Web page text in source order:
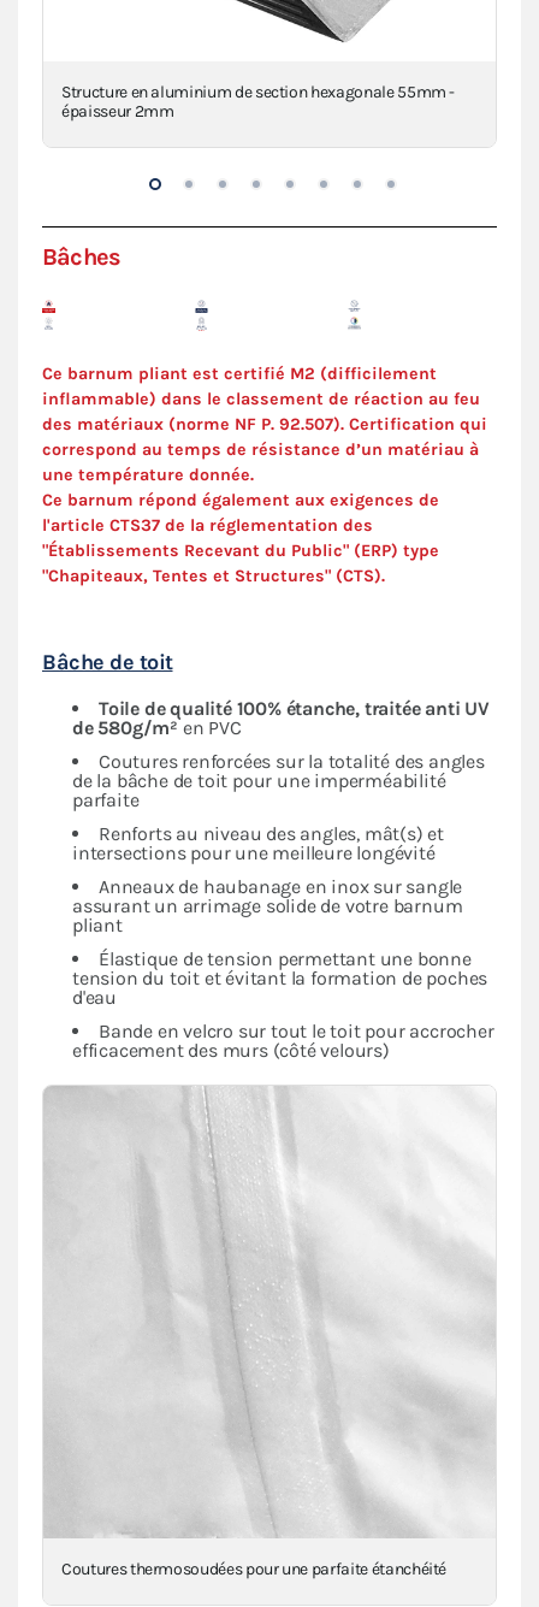
Structure en aluminium de section hexagonale 55mm -
épaisseur 2mm
Bâches
Ce barnum pliant est certifié M2 (difficilement
inflammable) dans le classement de réaction au feu
des matériaux (norme NF P. 92.507). Certification qui
correspond au temps de résistance d’un matériau à
une température donnée.
Ce barnum répond également aux exigences de
l'article CTS37 de la réglementation des
"Établissements Recevant du Public" (ERP) type
"Chapiteaux, Tentes et Structures" (CTS).
Bâche de toit
Toile de qualité 100% étanche, traitée anti UV
de 580g/m²en PVC
Coutures renforcées sur la totalité des angles
de la bâche de toit pour une imperméabilité
parfaite
Renforts au niveau des angles, mât(s) et
intersections pour une meilleure longévité
Anneaux de haubanage en inox sur sangle
assurant un arrimage solide de votre barnum
pliant
Élastique de tension permettant une bonne
tension du toit et évitant la formation de poches
d'eau
Bande en velcro sur tout le toit pour accrocher
efficacement des murs (côté velours)
Renforts 650g/m² au niveau des angles, mât(s) et